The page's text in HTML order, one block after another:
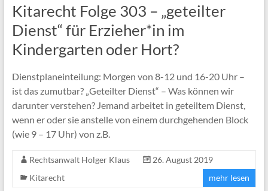
Kitarecht Folge 303 – „geteilter
Dienst“ für Erzieher*in im
Kindergarten oder Hort?
Dienstplaneinteilung: Morgen von 8-12 und 16-20 Uhr –
ist das zumutbar? „Geteilter Dienst“ – Was können wir
darunter verstehen? Jemand arbeitet in geteiltem Dienst,
wenn er oder sie anstelle von einem durchgehenden Block
(wie 9 – 17 Uhr) von z.B.
Rechtsanwalt Holger Klaus
26. August 2019
Kitarecht
mehr lesen